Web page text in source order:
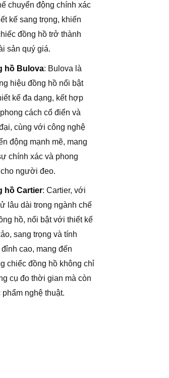
chuyển động chính xác
kế sang trọng, khiến
đồng hồ trở thành
sản quý giá.
hồ Bulova: Bulova là
hiệu đồng hồ nổi bật
kế đa dạng, kết hợp
cách cổ điển và
cùng với công nghệ
động mạnh mẽ, mang
chính xác và phong
người đeo.
hồ Cartier: Cartier, với
lâu dài trong ngành chế
hồ, nổi bật với thiết kế
sang trọng và tính
đỉnh cao, mang đến
chiếc đồng hồ không chỉ
cụ đo thời gian mà còn
phẩm nghệ thuật.